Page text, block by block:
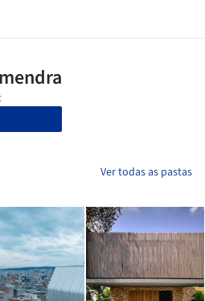
Ver todas as pastas